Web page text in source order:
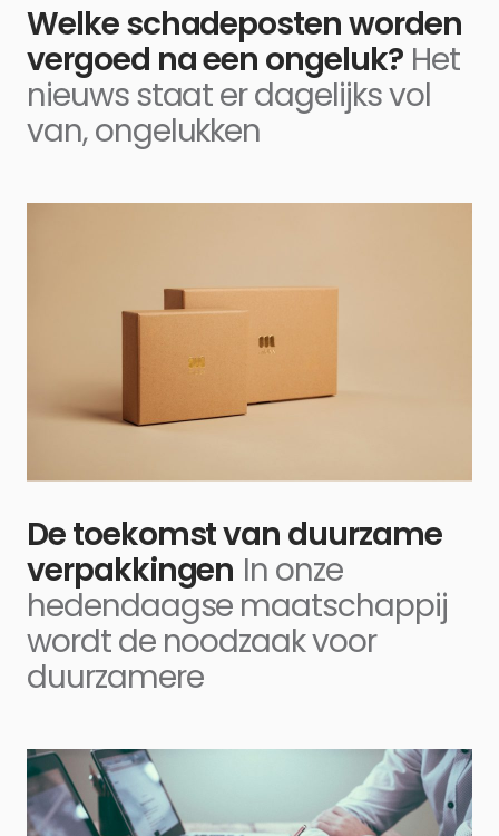
Welke schadeposten worden
vergoed na een ongeluk? Het
nieuws staat er dagelijks vol
van, ongelukken
De toekomst van duurzame
verpakkingen In onze
hedendaagse maatschappij
wordt de noodzaak voor
duurzamere